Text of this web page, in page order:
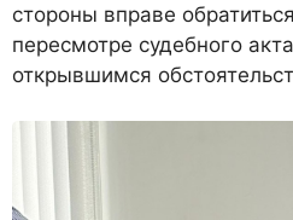
стороны вправе
пересмотре судебного
открывшимся